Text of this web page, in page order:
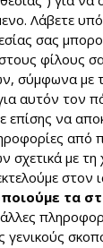
Λάβετε
σας
φίλους
σύμφωνα με
αυτόν τον
να
από
σχετικά με τη
στον
τα
γενικούς